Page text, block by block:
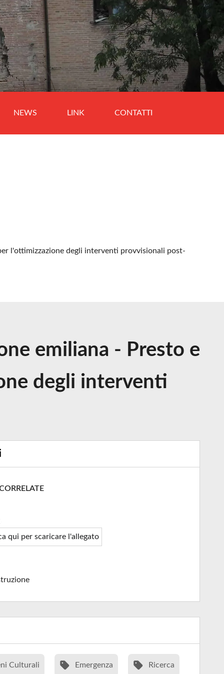
NEWS LINK CONTATTI
l'ottimizzazione degli interventi provvisionali post-
emiliana - Presto e
degli interventi
qui per scaricare l'allegato
Culturali Emergenza Ricerca